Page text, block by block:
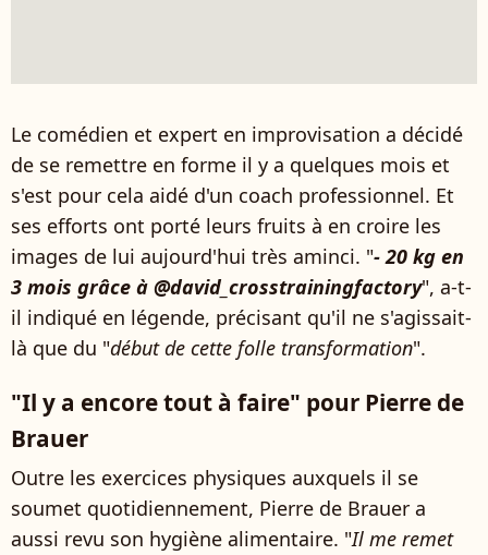
Le comédien et expert en improvisation a décidé
de se remettre en forme il y a quelques mois et
s'est pour cela aidé d'un coach professionnel. Et
ses efforts ont porté leurs fruits à en croire les
images de lui aujourd'hui très aminci. "- 20 kg en
3 mois grâce à @david_crosstrainingfactory", a-t-
il indiqué en légende, précisant qu'il ne s'agissait-
là que du "début de cette folle transformation".
"Il y a encore tout à faire" pour Pierre de
Brauer
Outre les exercices physiques auxquels il se
soumet quotidiennement, Pierre de Brauer a
aussi revu son hygiène alimentaire. "Il me remet